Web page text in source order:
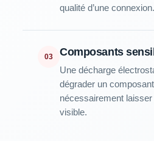
qualité d’une connexion.
03 Composants
Une décharge
dégrader un
nécessairement
visible.